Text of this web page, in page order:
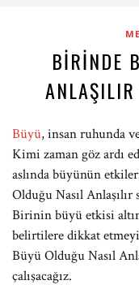
BIRINDE
Büyü, insan ruhunda
Kimi zaman göz ardı
aslında büyünün
Olduğu Nasıl
Birinin büyü etkisi
belirtilere dikkat
Büyü Olduğu Nasıl
çalışacağız.